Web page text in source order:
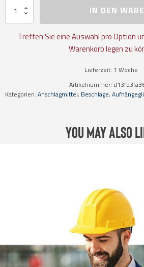
Aufhängegarnitur
5688
Menge
IN DEN
Treffen Sie eine Auswahl pro Option
Warenkorb legen zu
Lieferzeit: 1 Woche
Artikelnummer:
Kategorien: Anschlagmittel, Beschläge,
You may also